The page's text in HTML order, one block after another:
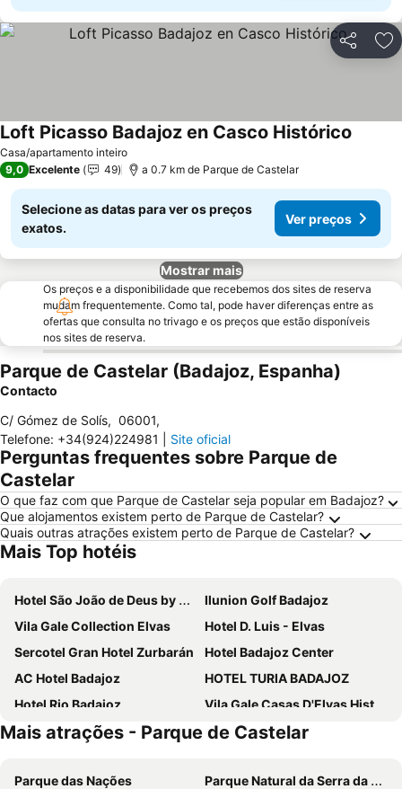
Partilhar
Casa/apartamento inteiro
Loft Picasso Badajoz en Casco Histórico
9,0 Excelente 49 a 0.7 km de Parque de Castelar
Selecione as datas para ver os preços
exatos.
Ver preços
Mostrar mais
Os preços e a disponibilidade que recebemos dos sites de reserva
mudam frequentemente. Como tal, pode haver diferenças entre as
ofertas que consulta no trivago e os preços que estão disponíveis
nos sites de reserva.
Parque de Castelar (Badajoz, Espanha)
Contacto
C/ Gómez de Solís, 06001,
Telefone: +34(924)224981 Site oficial
Perguntas frequentes sobre Parque de
Castelar
O que faz com que Parque de Castelar seja popular em Badajoz?
Que alojamentos existem perto de Parque de Castelar?
Quais outras atrações existem perto de Parque de Castelar?
Mais Top hotéis
Hotel São João de Deus by RIDAN Hotels
Ilunion Golf Badajoz
Vila Gale Collection Elvas
Hotel D. Luis - Elvas
Sercotel Gran Hotel Zurbarán
Hotel Badajoz Center
AC Hotel Badajoz
HOTEL TURIA BADAJOZ
Hotel Rio Badajoz
Vila Gale Casas D'Elvas Historic Hotel
Las Bovedas
Condedu
NH Gran Hotel Casino Extremadura
Hotel Rural Monte da Provença
Mais atrações - Parque de Castelar
Parque das Nações
Parque Natural da Serra da Estrela